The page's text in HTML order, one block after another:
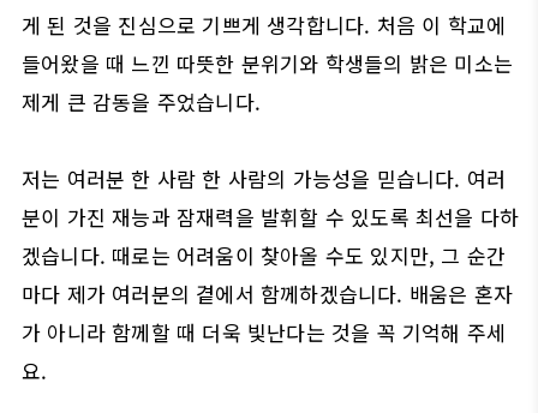
게 된 것을 진심으로 기쁘게 생각합니다. 처음 이 학교에
들어왔을 때 느낀 따뜻한 분위기와 학생들의 밝은 미소는
제게 큰 감동을 주었습니다.
저는 여러분 한 사람 한 사람의 가능성을 믿습니다. 여러
분이 가진 재능과 잠재력을 발휘할 수 있도록 최선을 다하
겠습니다. 때로는 어려움이 찾아올 수도 있지만, 그 순간
마다 제가 여러분의 곁에서 함께하겠습니다. 배움은 혼자
가 아니라 함께할 때 더욱 빛난다는 것을 꼭 기억해 주세
요.